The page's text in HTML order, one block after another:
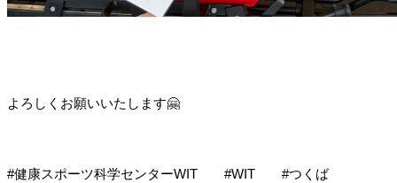
よろしくお願いいたします🤗
#健康スポーツ科学センターWIT　　#WIT　　#つくば